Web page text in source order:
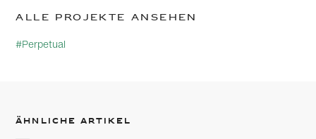
Alle Projekte ansehen
#Perpetual
Ähnliche Artikel